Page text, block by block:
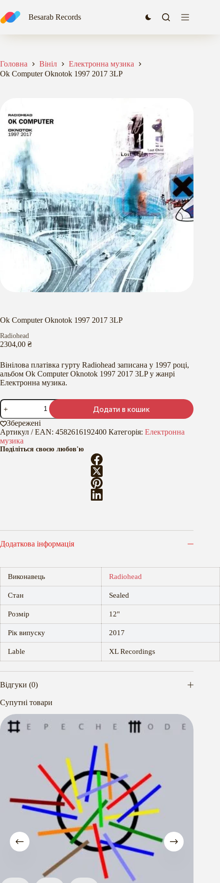
до
вмісту
2304,00₴
Додати в кошик
Besarab Records
Головна Вініл
Електронна музика
Ok Computer Oknotok 1997 2017 3LP
Ok Computer Oknotok 1997 2017 3LP
Radiohead
2304,00 ₴
Вінілова платівка гурту Radiohead записана у 1997 році,
альбом Ok Computer Oknotok 1997 2017 3LP у жанрі
Електронна музика.
Ok
Computer
Oknotok
1997
2017
3LP
кількість
Додати в кошик
Збережені
Артикул / EAN: 4582616192400 Категорія: Електронна
музика
Поділіться своєю любов'ю
Додаткова інформація
Виконавець Radiohead
Стан Sealed
Розмір 12"
Рік випуску 2017
Lable XL Recordings
Відгуки (0)
Супутні товари